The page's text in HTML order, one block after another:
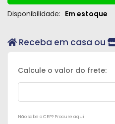
Disponibilidade: Em estoque
Receba em casa ou
Não sabe o CEP? Procure aqui